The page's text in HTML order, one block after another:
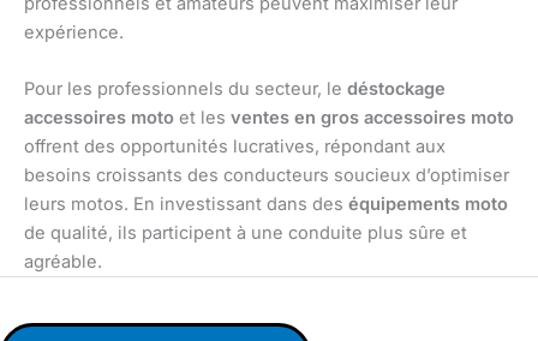
expérience.
Pour les professionnels du secteur, le déstockage
accessoires moto et les ventes en gros accessoires moto
offrent des opportunités lucratives, répondant aux
besoins croissants des conducteurs soucieux d’optimiser
leurs motos. En investissant dans des équipements moto
de qualité, ils participent à une conduite plus sûre et
agréable.